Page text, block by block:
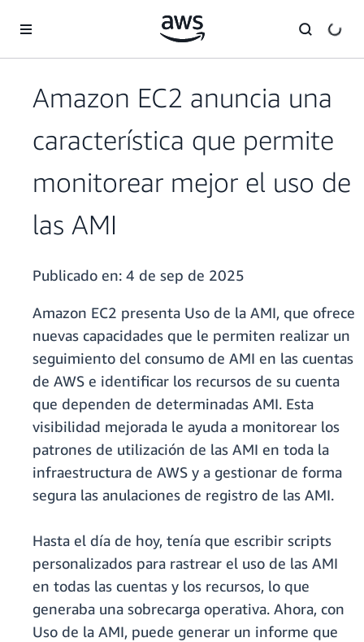
Amazon EC2 anuncia una
característica que permite
monitorear mejor el uso de
las AMI
Publicado en: 4 de sep de 2025
Amazon EC2 presenta Uso de la AMI, que ofrece
nuevas capacidades que le permiten realizar un
seguimiento del consumo de AMI en las cuentas
de AWS e identificar los recursos de su cuenta
que dependen de determinadas AMI. Esta
visibilidad mejorada le ayuda a monitorear los
patrones de utilización de las AMI en toda la
infraestructura de AWS y a gestionar de forma
segura las anulaciones de registro de las AMI.
Hasta el día de hoy, tenía que escribir scripts
personalizados para rastrear el uso de las AMI
en todas las cuentas y los recursos, lo que
generaba una sobrecarga operativa. Ahora, con
Uso de la AMI, puede generar un informe que